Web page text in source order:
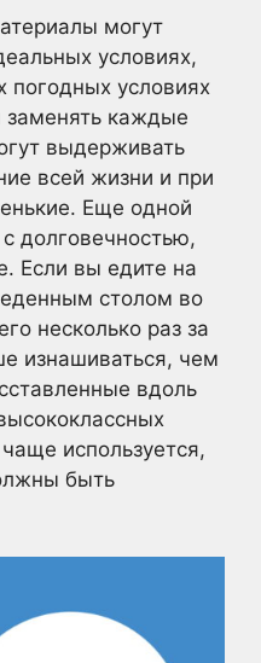
могут
условиях,
погодных условиях
заменять каждые
выдерживать
всей жизни и при
Еще одной
долговечностью,
Если вы едите на
столом во
несколько раз за
изнашиваться, чем
вдоль
используется,
быть